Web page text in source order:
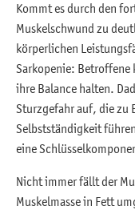
Kommt es durch den
Muskelschwund zu
körperlichen
Sarkopenie: Betroffene
ihre Balance halten.
Sturzgefahr auf, die zu
Selbstständigkeit
eine
Nicht immer fällt der
Muskelmasse in Fett